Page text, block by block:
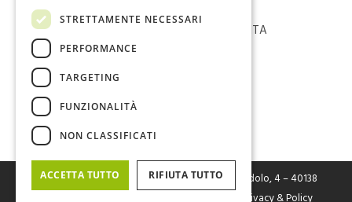
TECNICO ASSISTENZA POST VENDITA
SCOOTER ELETTRICI E RICAMBI
Invia il tuo curriculum alla pagina
dedicata,completando il form
FIVE Srl– Fabbrica Italiana Veicoli Elettrici Via Cerodolo, 4 – 40138
Privacy & Policy
STRETTAMENTE NECESSARI
PERFORMANCE
TARGETING
FUNZIONALITÀ
NON CLASSIFICATI
ACCETTA TUTTO RIFIUTA TUTTO